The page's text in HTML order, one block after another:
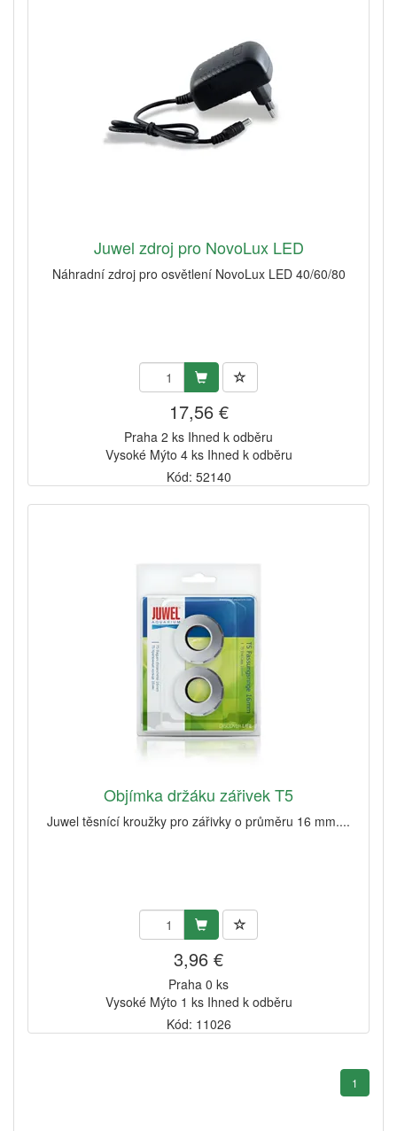
Juwel zdroj pro NovoLux LED
Náhradní zdroj pro osvětlení NovoLux LED 40/60/80
17,56 €
Praha 2 ks Ihned k odběru
Vysoké Mýto 4 ks Ihned k odběru
Kód: 52140
Objímka držáku zářivek T5
Juwel těsnící kroužky pro zářivky o průměru 16 mm....
3,96 €
Praha 0 ks
Vysoké Mýto 1 ks Ihned k odběru
Kód: 11026
1